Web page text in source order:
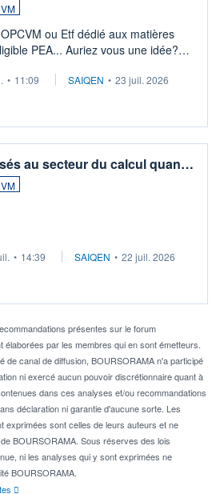
ou Etf dédié aux matières
PEA... Auriez vous une idée?
• 11:09 SAIQEN • 23 juil. 2026
au secteur du calcul quan…
actions individuelles.
soit éligible au PEA.
• 14:39 SAIQEN • 22 juil. 2026
présentes sur le forum
élaborées par les membres qui en sont émetteurs.
de canal de diffusion, BOURSORAMA n'a participé
ni exercé aucun pouvoir discrétionnaire quant à
dans ces analyses et/ou recommandations
déclaration ni garantie d'aucune sorte. Les
exprimées sont celles de leurs auteurs et ne
BOURSORAMA. Sous réserves des lois
ni les analyses qui y sont exprimées ne
BOURSORAMA.